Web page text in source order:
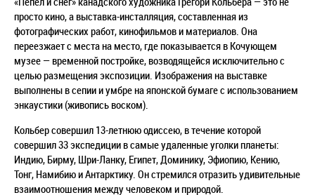
просто кино, а выставка-инсталляция, составленная из
фотографических работ, кинофильмов и материалов. Она
переезжает с места на место, где показывается в Кочующем
музее — временной постройке, возводящейся исключительно с
целью размещения экспозиции. Изображения на выставке
выполнены в сепии и умбре на японской бумаге с использованием
энкаустики (живопись воском).
Кольбер совершил 13-летнюю одиссею, в течение которой
совершил 33 экспедиции в самые удаленные уголки планеты:
Индию, Бирму, Шри-Ланку, Египет, Доминику, Эфиопию, Кению,
Тонг, Намибию и Антарктику. Он стремился отразить удивительные
взаимоотношения между человеком и природой.